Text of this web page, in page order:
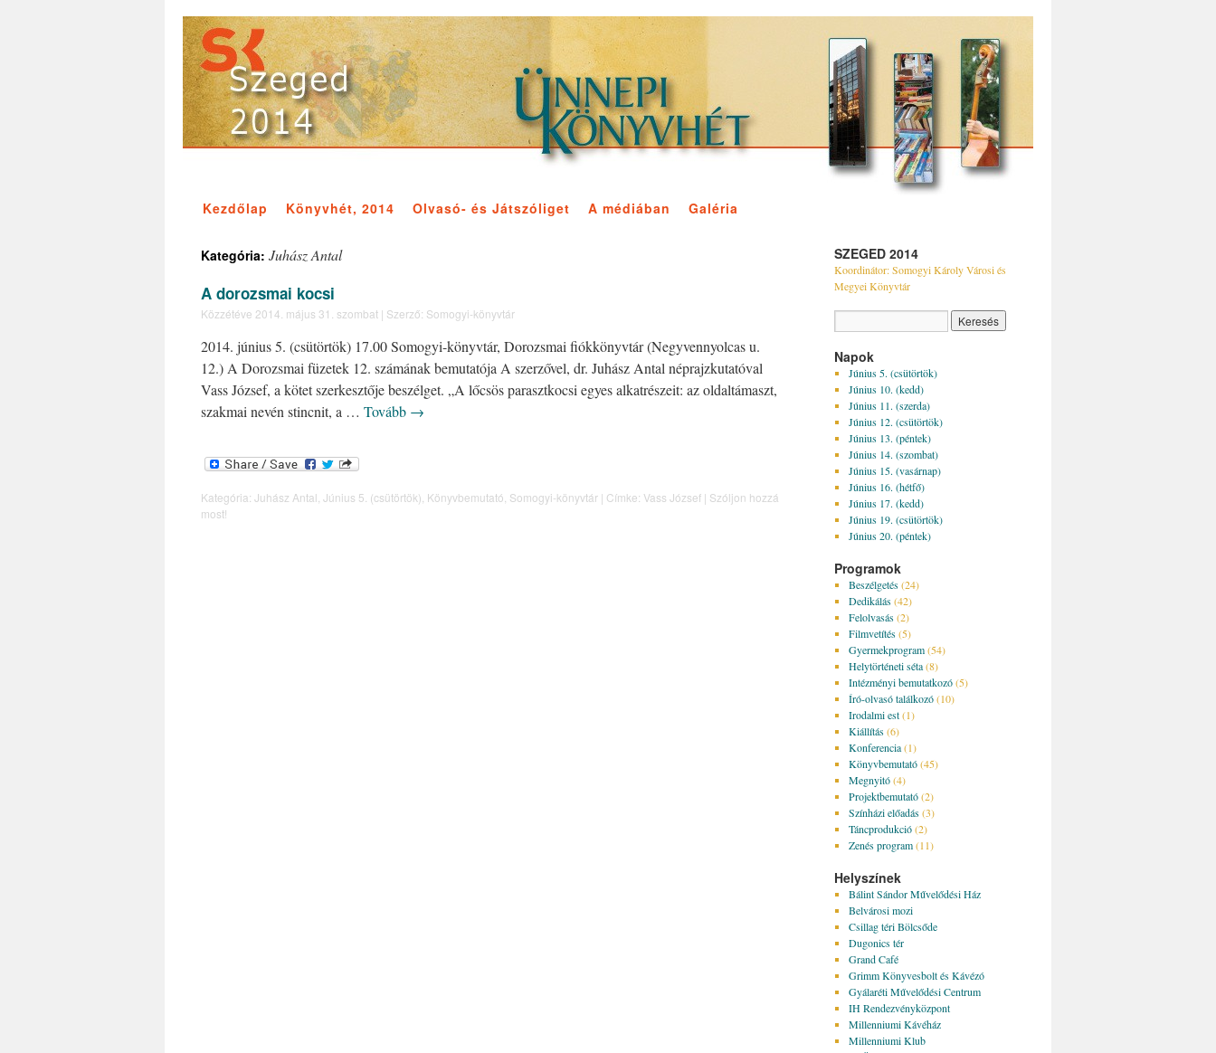
Kezdőlap Könyvhét, 2014 Olvasó- és Játszóliget A médiában Galéria
Kategória: Juhász Antal
A dorozsmai kocsi
Közzétéve 2014. május 31. szombat | Szerző: Somogyi-könyvtár
2014. június 5. (csütörtök) 17.00 Somogyi-könyvtár, Dorozsmai fiókkönyvtár (Negyvennyolcas u.
12.) A Dorozsmai füzetek 12. számának bemutatója A szerzővel, dr. Juhász Antal néprajzkutatóval
Vass József, a kötet szerkesztője beszélget. „A lőcsös parasztkocsi egyes alkatrészeit: az oldaltámaszt,
szakmai nevén stincnit, a … Tovább →
Kategória: Juhász Antal, Június 5. (csütörtök), Könyvbemutató, Somogyi-könyvtár | Címke: Vass József | Szóljon hozzá
most!
SZEGED 2014
Koordinátor: Somogyi Károly Városi és
Megyei Könyvtár
Napok
Június 5. (csütörtök)
Június 10. (kedd)
Június 11. (szerda)
Június 12. (csütörtök)
Június 13. (péntek)
Június 14. (szombat)
Június 15. (vasárnap)
Június 16. (hétfő)
Június 17. (kedd)
Június 19. (csütörtök)
Június 20. (péntek)
Programok
Beszélgetés(24)
Dedikálás(42)
Felolvasás(2)
Filmvetítés(5)
Gyermekprogram(54)
Helytörténeti séta(8)
Intézményi bemutatkozó(5)
Író-olvasó találkozó(10)
Irodalmi est(1)
Kiállítás(6)
Konferencia(1)
Könyvbemutató(45)
Megnyitó(4)
Projektbemutató(2)
Színházi előadás(3)
Táncprodukció(2)
Zenés program(11)
Helyszínek
Bálint Sándor Művelődési Ház
Belvárosi mozi
Csillag téri Bölcsőde
Dugonics tér
Grand Café
Grimm Könyvesbolt és Kávézó
Gyálaréti Művelődési Centrum
IH Rendezvényközpont
Millenniumi Kávéház
Millenniumi Klub